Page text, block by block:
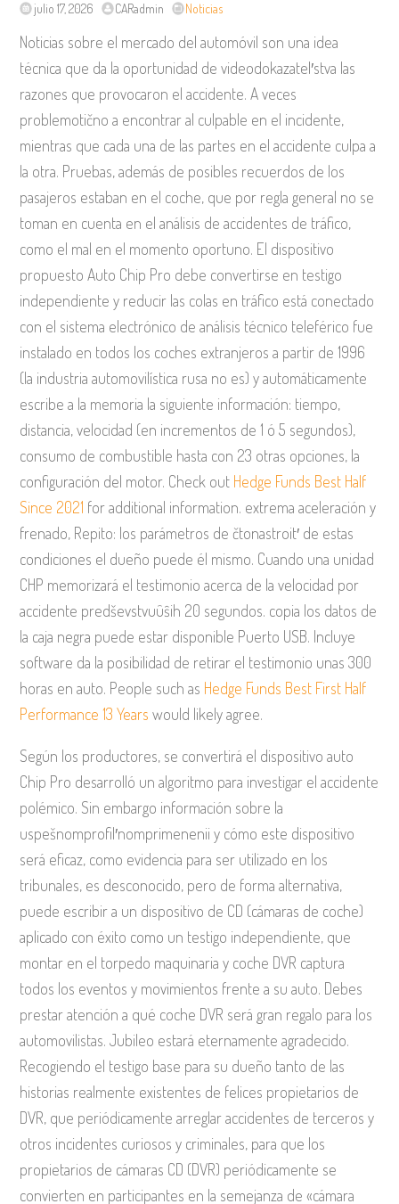
julio 17, 2026 CARadmin Noticias
Noticias sobre el mercado del automóvil son una idea
técnica que da la oportunidad de videodokazatel′stva las
razones que provocaron el accidente. A veces
problemotično a encontrar al culpable en el incidente,
mientras que cada una de las partes en el accidente culpa a
la otra. Pruebas, además de posibles recuerdos de los
pasajeros estaban en el coche, que por regla general no se
toman en cuenta en el análisis de accidentes de tráfico,
como el mal en el momento oportuno. El dispositivo
propuesto Auto Chip Pro debe convertirse en testigo
independiente y reducir las colas en tráfico está conectado
con el sistema electrónico de análisis técnico teleférico fue
instalado en todos los coches extranjeros a partir de 1996
(la industria automovilística rusa no es) y automáticamente
escribe a la memoria la siguiente información: tiempo,
distancia, velocidad (en incrementos de 1 ó 5 segundos),
consumo de combustible hasta con 23 otras opciones, la
configuración del motor. Check out Hedge Funds Best Half
Since 2021 for additional information. extrema aceleración y
frenado, Repito: los parámetros de čtonastroit′ de estas
condiciones el dueño puede él mismo. Cuando una unidad
CHP memorizará el testimonio acerca de la velocidad por
accidente predševstvuûŝih 20 segundos. copia los datos de
la caja negra puede estar disponible Puerto USB. Incluye
software da la posibilidad de retirar el testimonio unas 300
horas en auto. People such as Hedge Funds Best First Half
Performance 13 Years would likely agree.
Según los productores, se convertirá el dispositivo auto
Chip Pro desarrolló un algoritmo para investigar el accidente
polémico. Sin embargo información sobre la
uspešnomprofil′nomprimenenii y cómo este dispositivo
será eficaz, como evidencia para ser utilizado en los
tribunales, es desconocido, pero de forma alternativa,
puede escribir a un dispositivo de CD (cámaras de coche)
aplicado con éxito como un testigo independiente, que
montar en el torpedo maquinaria y coche DVR captura
todos los eventos y movimientos frente a su auto. Debes
prestar atención a qué coche DVR será gran regalo para los
automovilistas. Jubileo estará eternamente agradecido.
Recogiendo el testigo base para su dueño tanto de las
historias realmente existentes de felices propietarios de
DVR, que periódicamente arreglar accidentes de terceros y
otros incidentes curiosos y criminales, para que los
propietarios de cámaras CD (DVR) periódicamente se
convierten en participantes en la semejanza de «cámara